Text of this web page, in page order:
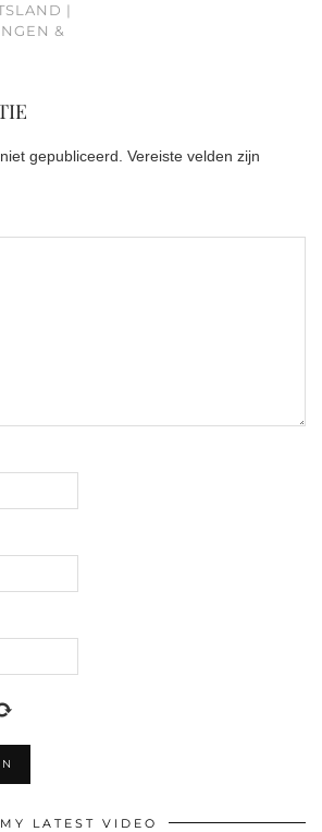
|
&
gepubliceerd. Vereiste velden zijn
MY LATEST VIDEO